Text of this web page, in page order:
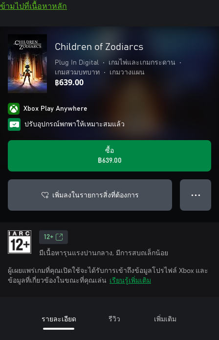
ข้ามไปที่เนื้อหาหลัก
Children of Zodiarcs
Plug In Digital • เกมไพ่และเกมกระดาน
•
เกมสวมบทบาท
• เกมวางแผน
฿639.00
Xbox Play Anywhere
ปรับอุปกรณ์พกพาให้เหมาะสมแล้ว
ซื้อ
฿639.00
เพิ่มลงในรายการสิ่งที่ต้องการ ● ● ●
12+
มีเนื้อหารุนแรงปานกลาง, มีการสบถเล็กน้อย
ผู้เผยแพร่เกมที่คุณเปิดใช้จะได้รับการเข้าถึงข้อมูลโปรไฟล์ Xbox และ
ข้อมูลที่เกี่ยวข้องในขณะที่คุณเล่น เรียนรู้เพิ่มเติม
รายละเอียด รีวิว เพิ่มเติม